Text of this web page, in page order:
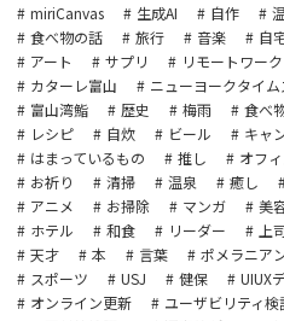
miriCanvas
生成AI 自作
食べ物の話
旅行 音楽
自
アート
サプリ
リモートワーク
カターレ富山
ニューヨークタイム
富山湾鮨
歴史 梅雨 食べ
レシピ
自炊 ビール キャ
はまっているもの
推し
オフ
お祈り
清掃 温泉 癒し
アニメ
お掃除 マンガ 美
ホテル
和食 リーダー 上
天才
本 言葉 ポメラニア
スポーツ
USJ 健保
UIUX
オンライン更新
ユーザビリティ検